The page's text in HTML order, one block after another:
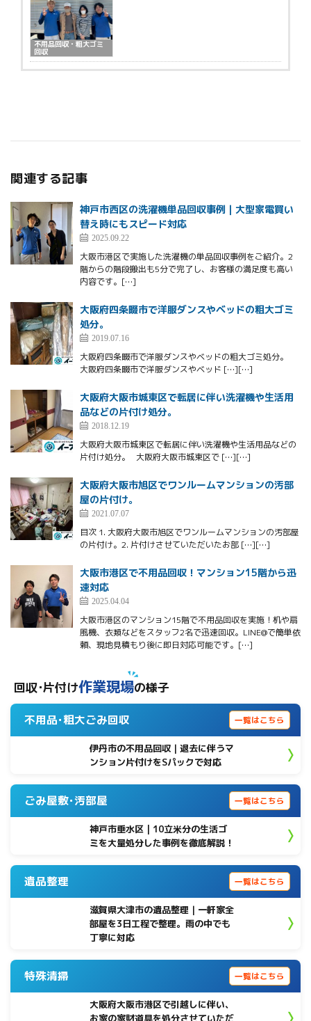
不用品回収・粗大ゴミ
回収
関連する記事
神戸市西区の洗濯機単品回収事例｜大型家電買い
替え時にもスピード対応
2025.09.22
大阪市港区で実施した洗濯機の単品回収事例をご紹介。2
階からの階段搬出も5分で完了し、お客様の満足度も高い
内容です。[…]
大阪府四条畷市で洋服ダンスやベッドの粗大ゴミ
処分。
2019.07.16
大阪府四条畷市で洋服ダンスやベッドの粗大ゴミ処分。
大阪府四条畷市で洋服ダンスやベッド […][…]
大阪府大阪市城東区で転居に伴い洗濯機や生活用
品などの片付け処分。
2018.12.19
大阪府大阪市城東区で転居に伴い洗濯機や生活用品などの
片付け処分。 大阪府大阪市城東区で […][…]
大阪府大阪市旭区でワンルームマンションの汚部
屋の片付け。
2021.07.07
目次 1. 大阪府大阪市旭区でワンルームマンションの汚部屋
の片付け。2. 片付けさせていただいたお部 […][…]
大阪市港区で不用品回収！マンション15階から迅
速対応
2025.04.04
大阪市港区のマンション15階で不用品回収を実施！机や扇
風機、衣類などをスタッフ2名で迅速回収。LINE@で簡単依
頼、現地見積もり後に即日対応可能です。[…]
回収･片付け作業現場の様子
不用品･粗大ごみ回収 一覧はこちら
伊丹市の不用品回収｜退去に伴うマ
ンション片付けをSパックで対応
ごみ屋敷･汚部屋 一覧はこちら
神戸市垂水区 | 10立米分の生活ゴ
ミを大量処分した事例を徹底解説！
遺品整理 一覧はこちら
滋賀県大津市の遺品整理｜一軒家全
部屋を3日工程で整理。雨の中でも
丁寧に対応
特殊清掃 一覧はこちら
大阪府大阪市港区で引越しに伴い、
お家の家財道具を処分させていただ